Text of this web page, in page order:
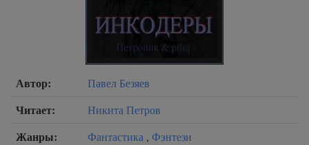
Автор: Павел Безяев
Читает: Никита Петров
Жанры: Фантастика , Фэнтези